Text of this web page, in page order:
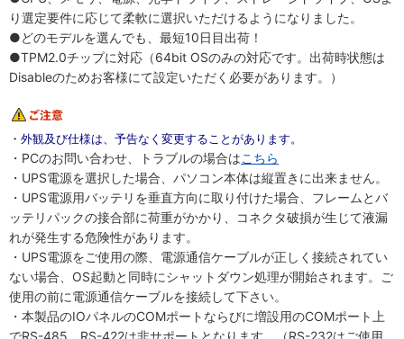
り選定要件に応じて柔軟に選択いただけるようになりました。
●どのモデルを選んでも、最短10日目出荷！
●TPM2.0チップに対応（64bit OSのみの対応です。出荷時状態は
Disableのためお客様にて設定いただく必要があります。）
・外観及び仕様は、予告なく変更することがあります。
・PCのお問い合わせ、トラブルの場合はこちら
・UPS電源を選択した場合、パソコン本体は縦置きに出来ません。
・UPS電源用バッテリを垂直方向に取り付けた場合、フレームとバ
ッテリパックの接合部に荷重がかかり、コネクタ破損が生じて液漏
れが発生する危険性があります。
・UPS電源をご使用の際、電源通信ケーブルが正しく接続されてい
ない場合、OS起動と同時にシャットダウン処理が開始されます。ご
使用の前に電源通信ケーブルを接続して下さい。
・本製品のIOパネルのCOMポートならびに増設用のCOMポート上
でRS-485、RS-422は非サポートとなります。（RS-232はご使用